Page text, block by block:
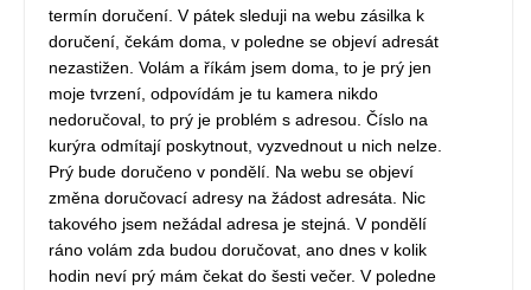
termín doručení. V pátek sleduji na webu zásilka k
doručení, čekám doma, v poledne se objeví adresát
nezastižen. Volám a říkám jsem doma, to je prý jen
moje tvrzení, odpovídám je tu kamera nikdo
nedoručoval, to prý je problém s adresou. Číslo na
kurýra odmítají poskytnout, vyzvednout u nich nelze.
Prý bude doručeno v pondělí. Na webu se objeví
změna doručovací adresy na žádost adresáta. Nic
takového jsem nežádal adresa je stejná. V pondělí
ráno volám zda budou doručovat, ano dnes v kolik
hodin neví prý mám čekat do šesti večer. V poledne